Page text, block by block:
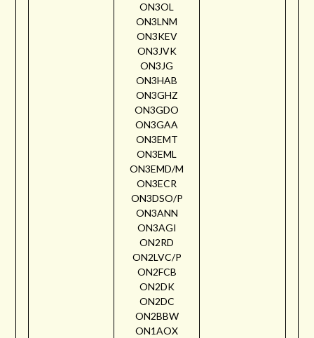
ON3OL
ON3LNM
ON3KEV
ON3JVK
ON3JG
ON3HAB
ON3GHZ
ON3GDO
ON3GAA
ON3EMT
ON3EML
ON3EMD/M
ON3ECR
ON3DSO/P
ON3ANN
ON3AGI
ON2RD
ON2LVC/P
ON2FCB
ON2DK
ON2DC
ON2BBW
ON1AOX